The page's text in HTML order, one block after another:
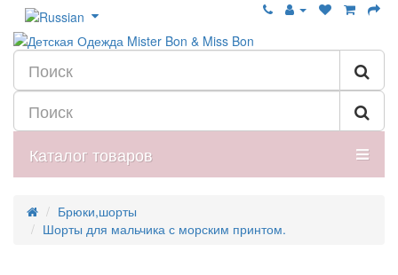
Каталог товаров
Брюки,шорты
Шорты для мальчика с морским принтом.